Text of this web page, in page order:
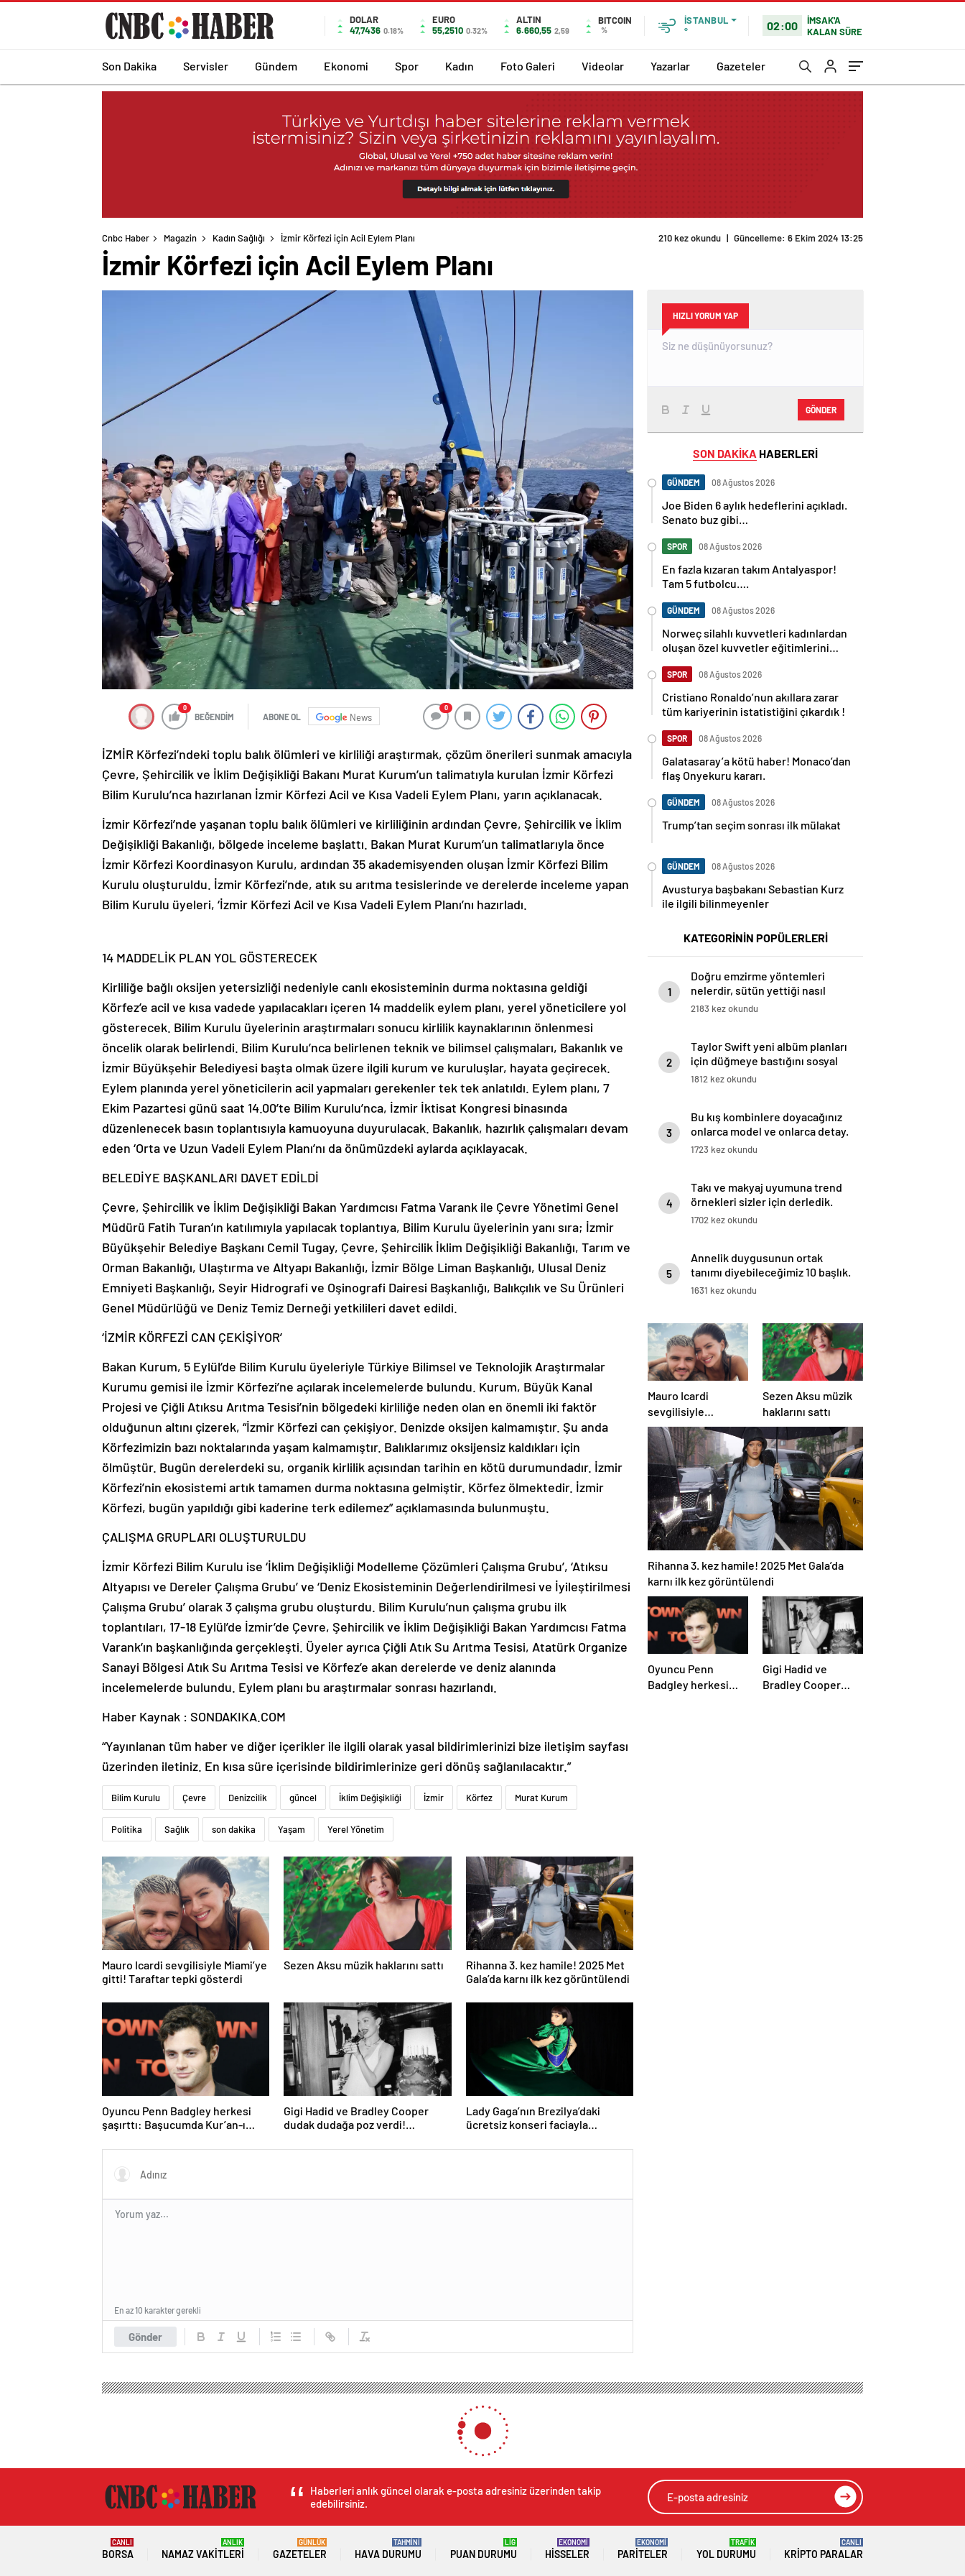
DOLAR
47,7436 0.18%
EURO
55,2510 0.32%
ALTIN
6.660,55 2,59
BITCOIN
%
İSTANBUL
°
02:00
İMSAK'A
KALAN SÜRE
Son Dakika Servisler Gündem Ekonomi Spor Kadın Foto Galeri Videolar Yazarlar Gazeteler
Cnbc Haber Magazin Kadın Sağlığı İzmir Körfezi için Acil Eylem Planı
İzmir Körfezi için Acil Eylem Planı
0
BEĞENDİM ABONE OL News
0
İZMİR Körfezi’ndeki toplu balık ölümleri ve kirliliği araştırmak, çözüm önerileri sunmak amacıyla
Çevre, Şehircilik ve İklim Değişikliği Bakanı Murat Kurum’un talimatıyla kurulan İzmir Körfezi
Bilim Kurulu’nca hazırlanan İzmir Körfezi Acil ve Kısa Vadeli Eylem Planı, yarın açıklanacak.
İzmir Körfezi’nde yaşanan toplu balık ölümleri ve kirliliğinin ardından Çevre, Şehircilik ve İklim
Değişikliği Bakanlığı, bölgede inceleme başlattı. Bakan Murat Kurum’un talimatlarıyla önce
İzmir Körfezi Koordinasyon Kurulu, ardından 35 akademisyenden oluşan İzmir Körfezi Bilim
Kurulu oluşturuldu. İzmir Körfezi’nde, atık su arıtma tesislerinde ve derelerde inceleme yapan
Bilim Kurulu üyeleri, ‘İzmir Körfezi Acil ve Kısa Vadeli Eylem Planı’nı hazırladı.
14 MADDELİK PLAN YOL GÖSTERECEK
Kirliliğe bağlı oksijen yetersizliği nedeniyle canlı ekosisteminin durma noktasına geldiği
Körfez’e acil ve kısa vadede yapılacakları içeren 14 maddelik eylem planı, yerel yöneticilere yol
gösterecek. Bilim Kurulu üyelerinin araştırmaları sonucu kirlilik kaynaklarının önlenmesi
öncelik olarak belirlendi. Bilim Kurulu’nca belirlenen teknik ve bilimsel çalışmaları, Bakanlık ve
İzmir Büyükşehir Belediyesi başta olmak üzere ilgili kurum ve kuruluşlar, hayata geçirecek.
Eylem planında yerel yöneticilerin acil yapmaları gerekenler tek tek anlatıldı. Eylem planı, 7
Ekim Pazartesi günü saat 14.00’te Bilim Kurulu’nca, İzmir İktisat Kongresi binasında
düzenlenecek basın toplantısıyla kamuoyuna duyurulacak. Bakanlık, hazırlık çalışmaları devam
eden ‘Orta ve Uzun Vadeli Eylem Planı’nı da önümüzdeki aylarda açıklayacak.
BELEDİYE BAŞKANLARI DAVET EDİLDİ
Çevre, Şehircilik ve İklim Değişikliği Bakan Yardımcısı Fatma Varank ile Çevre Yönetimi Genel
Müdürü Fatih Turan’ın katılımıyla yapılacak toplantıya, Bilim Kurulu üyelerinin yanı sıra; İzmir
Büyükşehir Belediye Başkanı Cemil Tugay, Çevre, Şehircilik İklim Değişikliği Bakanlığı, Tarım ve
Orman Bakanlığı, Ulaştırma ve Altyapı Bakanlığı, İzmir Bölge Liman Başkanlığı, Ulusal Deniz
Emniyeti Başkanlığı, Seyir Hidrografi ve Oşinografi Dairesi Başkanlığı, Balıkçılık ve Su Ürünleri
Genel Müdürlüğü ve Deniz Temiz Derneği yetkilileri davet edildi.
‘İZMİR KÖRFEZİ CAN ÇEKİŞİYOR’
Bakan Kurum, 5 Eylül’de Bilim Kurulu üyeleriyle Türkiye Bilimsel ve Teknolojik Araştırmalar
Kurumu gemisi ile İzmir Körfezi’ne açılarak incelemelerde bulundu. Kurum, Büyük Kanal
Projesi ve Çiğli Atıksu Arıtma Tesisi’nin bölgedeki kirliliğe neden olan en önemli iki faktör
olduğunun altını çizerek, “İzmir Körfezi can çekişiyor. Denizde oksijen kalmamıştır. Şu anda
Körfezimizin bazı noktalarında yaşam kalmamıştır. Balıklarımız oksijensiz kaldıkları için
ölmüştür. Bugün derelerdeki su, organik kirlilik açısından tarihin en kötü durumundadır. İzmir
Körfezi’nin ekosistemi artık tamamen durma noktasına gelmiştir. Körfez ölmektedir. İzmir
Körfezi, bugün yapıldığı gibi kaderine terk edilemez” açıklamasında bulunmuştu.
ÇALIŞMA GRUPLARI OLUŞTURULDU
İzmir Körfezi Bilim Kurulu ise ‘İklim Değişikliği Modelleme Çözümleri Çalışma Grubu’, ‘Atıksu
Altyapısı ve Dereler Çalışma Grubu’ ve ‘Deniz Ekosisteminin Değerlendirilmesi ve İyileştirilmesi
Çalışma Grubu’ olarak 3 çalışma grubu oluşturdu. Bilim Kurulu’nun çalışma grubu ilk
toplantıları, 17-18 Eylül’de İzmir’de Çevre, Şehircilik ve İklim Değişikliği Bakan Yardımcısı Fatma
Varank’ın başkanlığında gerçekleşti. Üyeler ayrıca Çiğli Atık Su Arıtma Tesisi, Atatürk Organize
Sanayi Bölgesi Atık Su Arıtma Tesisi ve Körfez’e akan derelerde ve deniz alanında
incelemelerde bulundu. Eylem planı bu araştırmalar sonrası hazırlandı.
Haber Kaynak : SONDAKIKA.COM
“Yayınlanan tüm haber ve diğer içerikler ile ilgili olarak yasal bildirimlerinizi bize iletişim sayfası
üzerinden iletiniz. En kısa süre içerisinde bildirimlerinize geri dönüş sağlanılacaktır.”
Bilim Kurulu Çevre Denizcilik güncel İklim Değişikliği İzmir Körfez Murat Kurum
Politika Sağlık son dakika Yaşam Yerel Yönetim
Mauro Icardi sevgilisiyle Miami’ye
gitti! Taraftar tepki gösterdi
Sezen Aksu müzik haklarını sattı
Rihanna 3. kez hamile! 2025 Met
Gala’da karnı ilk kez görüntülendi
Oyuncu Penn Badgley herkesi
şaşırttı: Başucumda Kur’an-ı
Gigi Hadid ve Bradley Cooper
dudak dudağa poz verdi!
Lady Gaga’nın Brezilya’daki
ücretsiz konseri faciayla
Gönder
En az 10 karakter gerekli
HIZLI YORUM YAP
GÖNDER
SON DAKİKA HABERLERİ
GÜNDEM 08 Ağustos 2026
Joe Biden 6 aylık hedeflerini açıkladı.
Senato buz gibi…
SPOR 08 Ağustos 2026
En fazla kızaran takım Antalyaspor!
Tam 5 futbolcu….
GÜNDEM 08 Ağustos 2026
Norweç silahlı kuvvetleri kadınlardan
oluşan özel kuvvetler eğitimlerini
SPOR 08 Ağustos 2026
Cristiano Ronaldo’nun akıllara zarar
tüm kariyerinin istatistiğini çıkardık !
SPOR 08 Ağustos 2026
Galatasaray’a kötü haber! Monaco’dan
flaş Onyekuru kararı.
GÜNDEM 08 Ağustos 2026
Trump’tan seçim sonrası ilk mülakat
GÜNDEM 08 Ağustos 2026
Avusturya başbakanı Sebastian Kurz
ile ilgili bilinmeyenler
KATEGORİNİN POPÜLERLERİ
1
Doğru emzirme yöntemleri
nelerdir, sütün yettiği nasıl
anlaşılır?
2183 kez okundu
2
Taylor Swift yeni albüm planları
için düğmeye bastığını sosyal
medyadan duyurdu!
1812 kez okundu
3
Bu kış kombinlere doyacağınız
onlarca model ve onlarca detay.
1723 kez okundu
4
Takı ve makyaj uyumuna trend
örnekleri sizler için derledik.
1702 kez okundu
5
Annelik duygusunun ortak
tanımı diyebileceğimiz 10 başlık.
1631 kez okundu
Mauro Icardi
sevgilisiyle
Miami’ye gitti!
Taraftar tepki
gösterdi
Sezen Aksu müzik
haklarını sattı
Rihanna 3. kez hamile! 2025 Met Gala’da
karnı ilk kez görüntülendi
Oyuncu Penn
Badgley herkesi
Gigi Hadid ve
Bradley Cooper
Aydın’da Uyuşturucu Operasyonu